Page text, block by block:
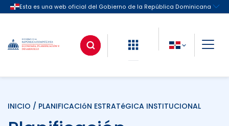
INICIO / PLANIFICACIóN ESTRATéGICA INSTITUCIONAL